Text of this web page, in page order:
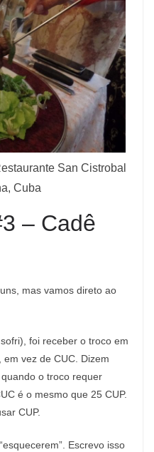
San Cistrobal
Cuba
– Cadê
mas vamos direto ao
foi receber o troco em
vez de CUC. Dizem
o troco requer
é o mesmo que 25 CUP.
CUP.
Escrevo isso